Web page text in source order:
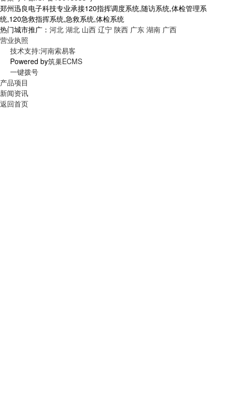
郑州迅良电子科技专业承接120指挥调度系统,随访系统,体检管理系
统,120急救指挥系统,急救系统,体检系统
热门城市推广： 河北 湖北 山西 辽宁 陕西 广东 湖南 广西
营业执照
技术支持:河南索易客
Powered by筑巢ECMS
一键拨号
产品项目
新闻资讯
返回首页